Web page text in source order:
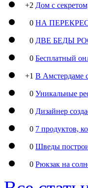
+2 Дом с
0 НА
0 ДВЕ БЕДЫ
0 Бесплатный
+1 В Амстердаме
0 Уникальные
0 Дизайнер
0 7 продуктов,
0 Шведы
0 Рюкзак на